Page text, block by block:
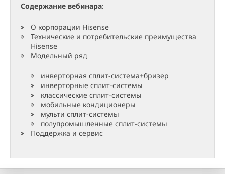
Содержание вебинара:
О корпорации Hisense
Технические и потребительские преимущества
Hisense
Модельный ряд
инверторная сплит-система+бризер
инверторные сплит-системы
классические сплит-системы
мобильные кондиционеры
мульти сплит-системы
полупромышленные сплит-системы
Поддержка и сервис